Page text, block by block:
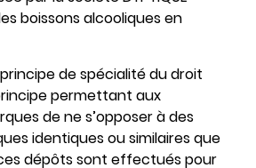
boissons alcooliques en
de spécialité du droit
permettant aux
de ne s’opposer à des
identiques ou similaires que
dépôts sont effectués pour